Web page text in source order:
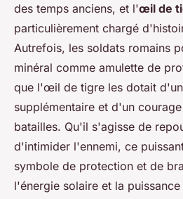
des temps anciens, et l'œil de
particulièrement chargé
Autrefois, les soldats romains
minéral comme amulette de
que l'œil de tigre les dotait
supplémentaire et d'un
batailles. Qu'il s'agisse de
d'intimider l'ennemi, ce
symbole de protection et de
l'énergie solaire et la